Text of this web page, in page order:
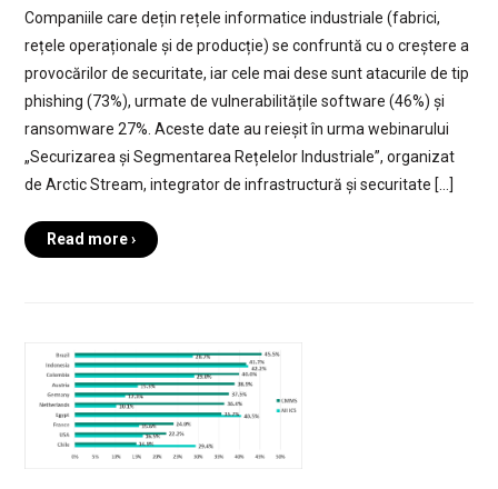
Companiile care dețin rețele informatice industriale (fabrici,
rețele operaționale și de producție) se confruntă cu o creștere a
provocărilor de securitate, iar cele mai dese sunt atacurile de tip
phishing (73%), urmate de vulnerabilitățile software (46%) și
ransomware 27%. Aceste date au reieșit în urma webinarului
„Securizarea și Segmentarea Rețelelor Industriale”, organizat
de Arctic Stream, integrator de infrastructură și securitate […]
Read more ›